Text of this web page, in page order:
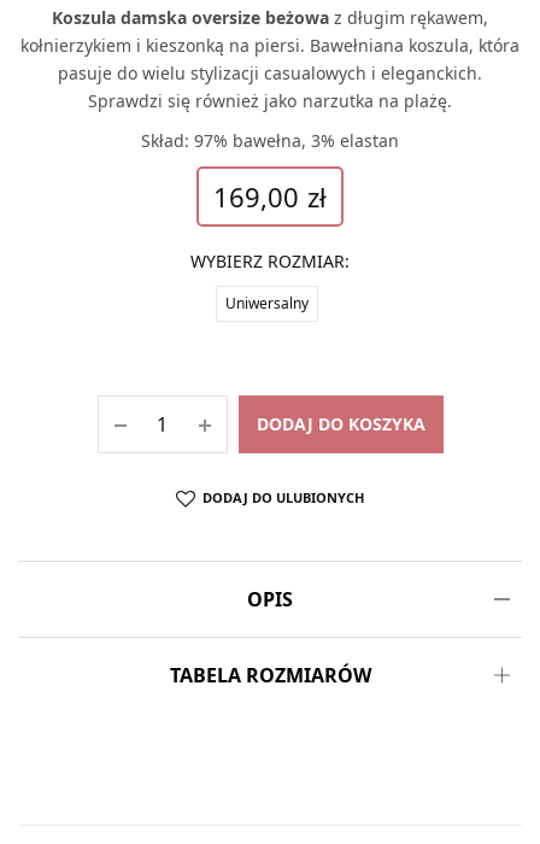
Koszula damska oversize beżowaz długim rękawem,
kołnierzykiem i kieszonką na piersi. Bawełniana koszula, która
pasuje do wielu stylizacji casualowych i eleganckich.
Sprawdzi się również jako narzutka na plażę.
Skład: 97% bawełna, 3% elastan
169,00 zł
WYBIERZ ROZMIAR:
Uniwersalny
DODAJ DO KOSZYKA
DODAJ DO ULUBIONYCH
OPIS
TABELA ROZMIARÓW